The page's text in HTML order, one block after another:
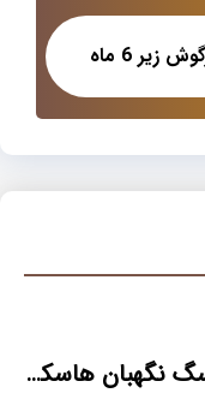
6 ماه
تامین کننده خوراک سگ نگهبان هاسکی